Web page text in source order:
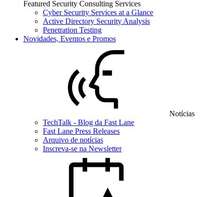
Featured Security Consulting Services
Cyber Security Services at a Glance
Active Directory Security Analysis
Penetration Testing
Novidades, Eventos e Promos
Notícias
TechTalk - Blog da Fast Lane
Fast Lane Press Releases
Arquivo de notícias
Inscreva-se na Newsletter